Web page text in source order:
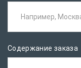
Например,
Содержание заказа